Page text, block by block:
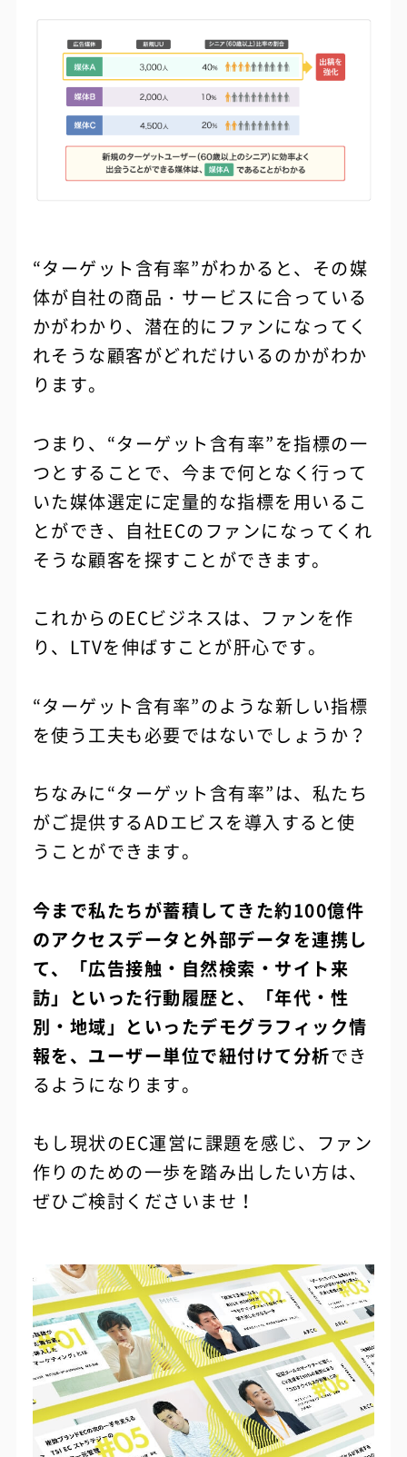
“ターゲット含有率”がわかると、その媒
体が自社の商品・サービスに合っている
かがわかり、潜在的にファンになってく
れそうな顧客がどれだけいるのかがわか
ります。
つまり、“ターゲット含有率”を指標の一
つとすることで、今まで何となく行って
いた媒体選定に定量的な指標を用いるこ
とができ、自社ECのファンになってくれ
そうな顧客を探すことができます。
これからのECビジネスは、ファンを作
り、LTVを伸ばすことが肝心です。
“ターゲット含有率”のような新しい指標
を使う工夫も必要ではないでしょうか？
ちなみに“ターゲット含有率”は、私たち
がご提供するADエビスを導入すると使
うことができます。
今まで私たちが蓄積してきた約100億件
のアクセスデータと外部データを連携し
て、「広告接触・自然検索・サイト来
訪」といった行動履歴と、「年代・性
別・地域」といったデモグラフィック情
報を、ユーザー単位で紐付けて分析でき
るようになります。
もし現状のEC運営に課題を感じ、ファン
作りのための一歩を踏み出したい方は、
ぜひご検討くださいませ！